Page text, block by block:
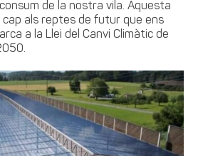
de la nostra vila. Aquesta
als reptes de futur que ens
a la Llei del Canvi Climàtic de